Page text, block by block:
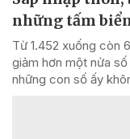
những tấm
Từ 1.452 xuống còn
giảm hơn một nửa
những con số ấy